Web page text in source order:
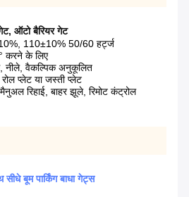
, ऑटो बैरियर गेट
110±10% 50/60 हर्ट्ज
करने के लिए
नीले, वैकल्पिक अनुकूलित
प्लेट या जस्ती प्लेट
रिहाई, बाहर झूले, रिमोट कंट्रोल
बूम पार्किंग बाधा गेट्स